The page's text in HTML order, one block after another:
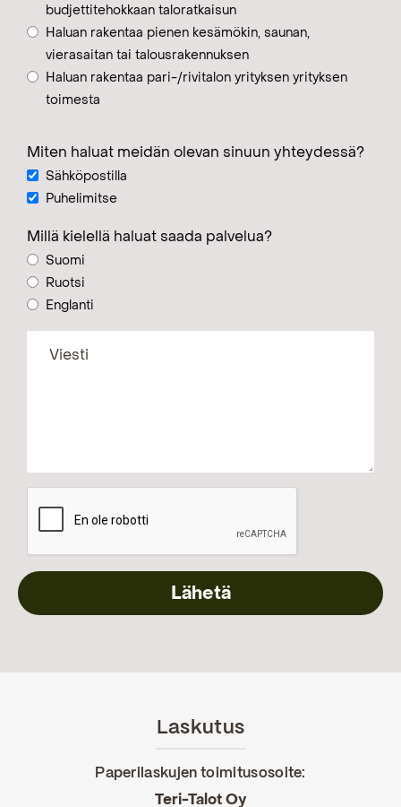
budjettitehokkaan taloratkaisun
Haluan rakentaa pienen kesämökin, saunan,
vierasaitan tai talousrakennuksen
Haluan rakentaa pari-/rivitalon yrityksen yrityksen
toimesta
Miten haluat meidän olevan sinuun yhteydessä?
Sähköpostilla
Puhelimitse
Millä kielellä haluat saada palvelua?
Suomi
Ruotsi
Englanti
Laskutus
Paperilaskujen toimitusosoite:
Teri-Talot Oy